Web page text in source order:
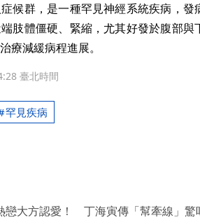
候群，是一種罕見神經系統疾病，發
肢體僵硬、緊縮，尤其好發於腹部與
療減緩病程進展。
臺北時間
罕見疾病
戀大方認愛！ 丁海寅傳「幫牽線」驚